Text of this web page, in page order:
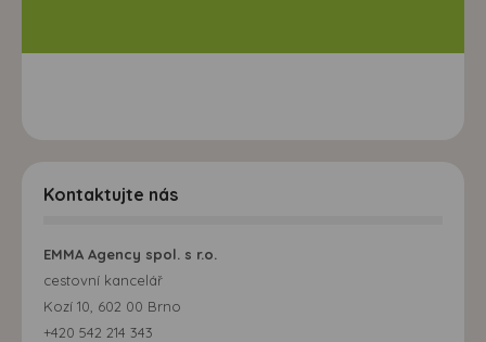
Kontaktujte nás
EMMA Agency spol. s r.o.
cestovní kancelář
Kozí 10, 602 00 Brno
+420 542 214 343